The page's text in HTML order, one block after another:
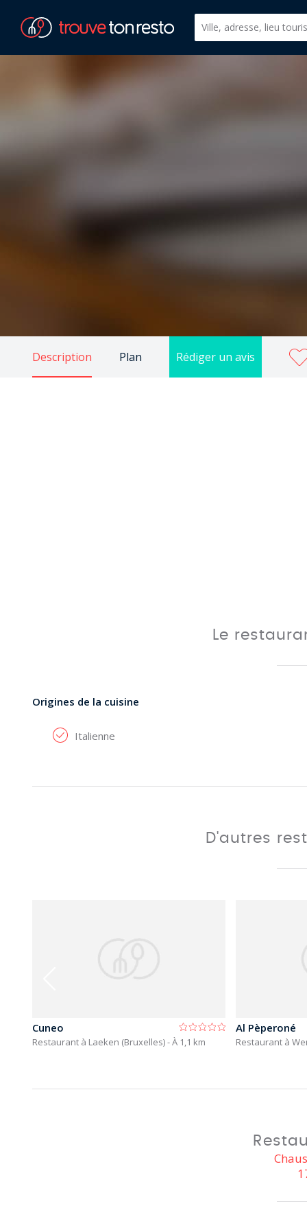
Description Plan Rédiger un avis
Le
Origines de la cuisine
Italienne
D'autres
Cuneo
Restaurant à Laeken (Bruxelles)- À 1,1 km
Al Pèperoné
Restaurant à